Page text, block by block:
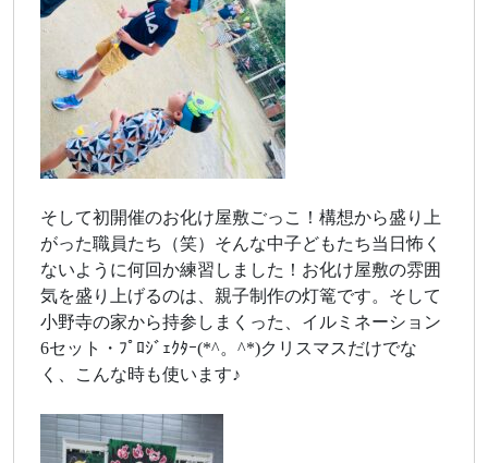
そして初開催のお化け屋敷ごっこ！構想から盛り上
がった職員たち（笑）そんな中子どもたち当日怖く
ないように何回か練習しました！お化け屋敷の雰囲
気を盛り上げるのは、親子制作の灯篭です。そして
小野寺の家から持参しまくった、イルミネーション
6セット・ﾌﾟﾛｼﾞｪｸﾀｰ(*^。^*)クリスマスだけでな
く、こんな時も使います♪